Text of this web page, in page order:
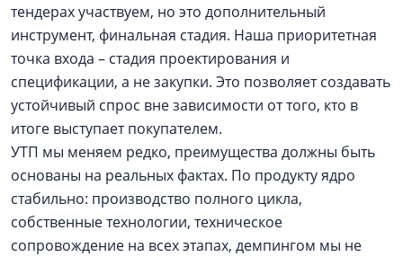
тендерах участвуем, но это дополнительный
инструмент, финальная стадия. Наша приоритетная
точка входа – стадия проектирования и
спецификации, а не закупки. Это позволяет создавать
устойчивый спрос вне зависимости от того, кто в
итоге выступает покупателем.
УТП мы меняем редко, преимущества должны быть
основаны на реальных фактах. По продукту ядро
стабильно: производство полного цикла,
собственные технологии, техническое
сопровождение на всех этапах, демпингом мы не